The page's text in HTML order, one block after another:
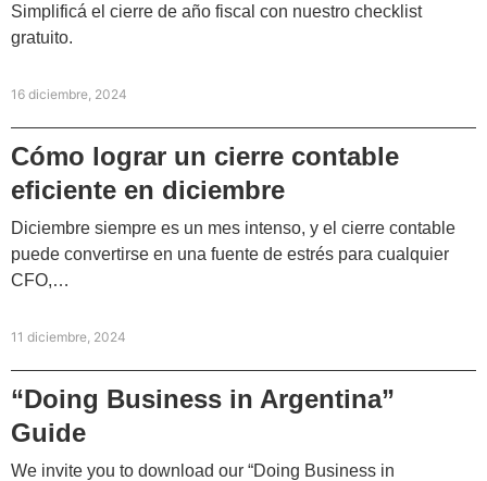
Simplificá el cierre de año fiscal con nuestro checklist
gratuito.
16 diciembre, 2024
Cómo lograr un cierre contable
eficiente en diciembre
Diciembre siempre es un mes intenso, y el cierre contable
puede convertirse en una fuente de estrés para cualquier
CFO,…
11 diciembre, 2024
“Doing Business in Argentina”
Guide
We invite you to download our “Doing Business in